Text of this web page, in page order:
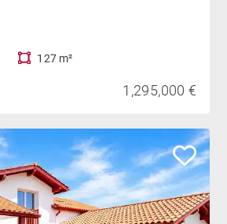
127 m²
1,295,000 €